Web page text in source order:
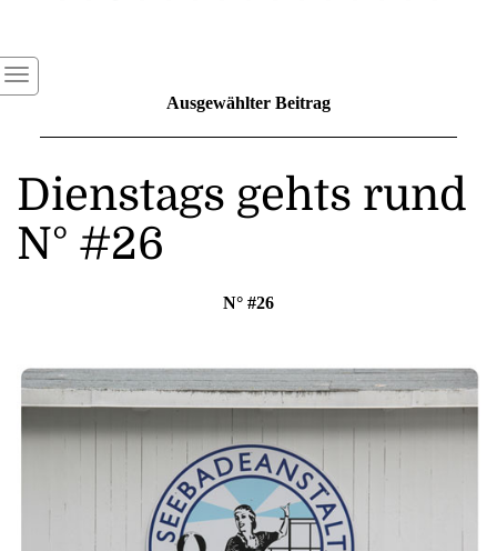
Ausgewählter Beitrag
Dienstags gehts rund
N° #26
N° #26